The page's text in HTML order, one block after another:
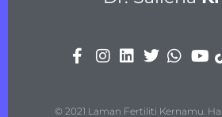
© 2021 Laman Fertiliti Kernamu.